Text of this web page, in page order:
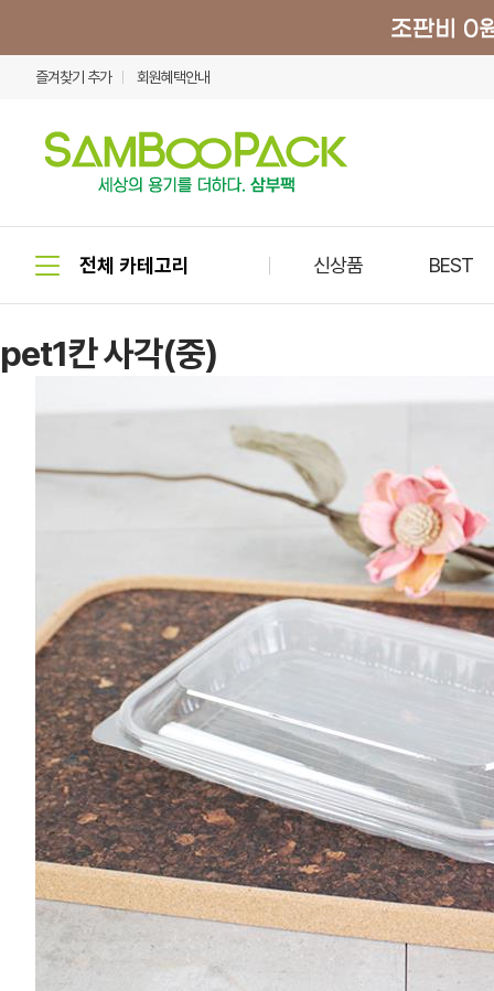
즐겨찾기 추가 회원혜택안내
신상품 BEST
pet1칸 사각(중)